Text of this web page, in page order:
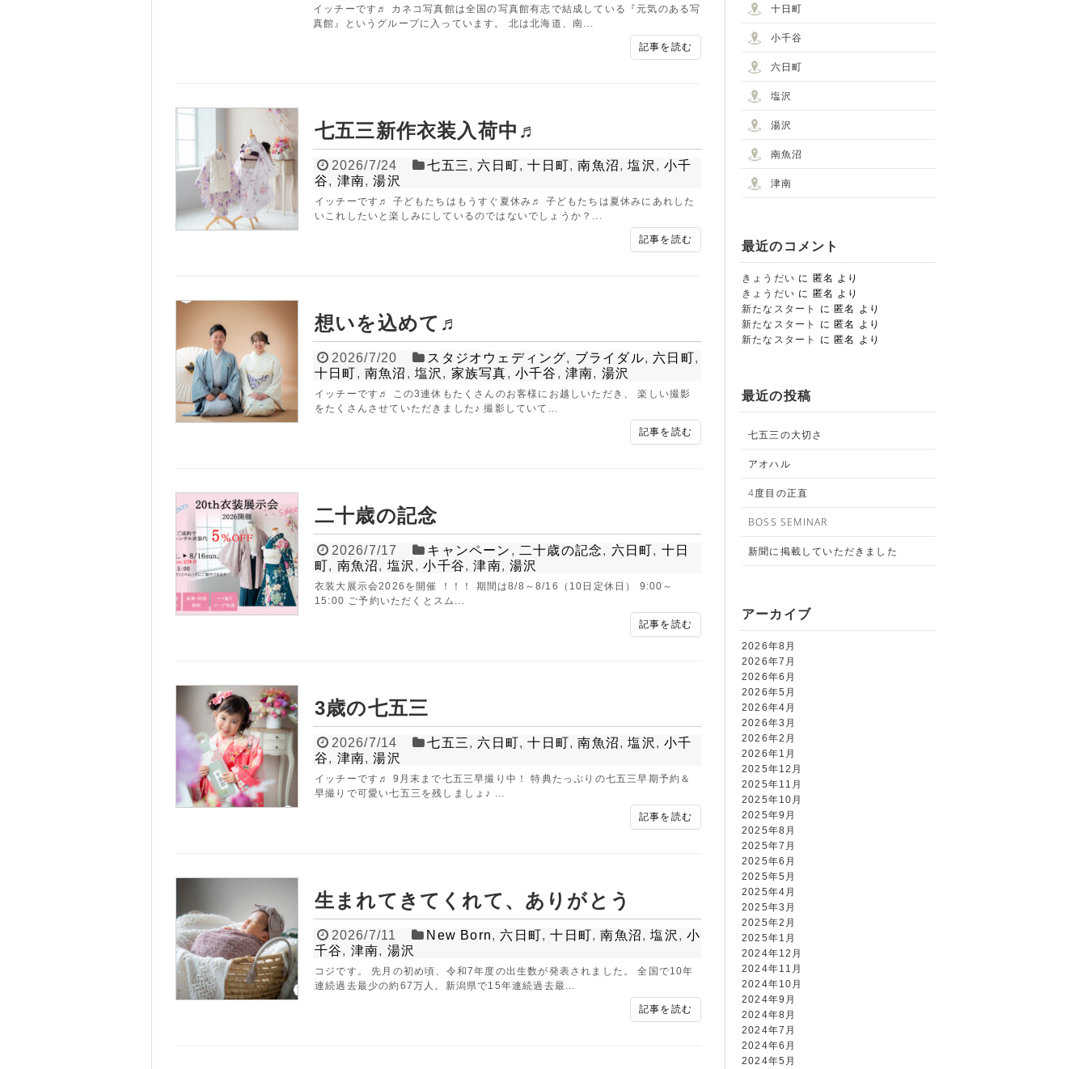
STUDIO事業部
PHOTO STUDIO KANEKO
ALBUM事業部
PHOTO HOUSE BOAR
tel.025-761-7474
イッチーです♬ カネコ写真館は全国の写真館有志で結成している『元気のある写
真館』というグループに入っています。 北は北海道、南...
記事を読む
七五三新作衣装入荷中♬
2026/7/24 七五三, 六日町,十日町,南魚沼,塩沢 ,小千
谷, 津南,湯沢
イッチーです♬ 子どもたちはもうすぐ夏休み♬ 子どもたちは夏休みにあれした
いこれしたいと楽しみにしているのではないでしょうか？...
記事を読む
想いを込めて♬
2026/7/20 スタジオウェディング, ブライダル, 六日町,
十日町,南魚沼 ,塩沢 , 家族写真,小千谷 ,津南, 湯沢
イッチーです♬ この3連休もたくさんのお客様にお越しいただき、 楽しい撮影
をたくさんさせていただきました♪ 撮影していて...
記事を読む
二十歳の記念
2026/7/17 キャンペーン , 二十歳の記念, 六日町, 十日
町, 南魚沼, 塩沢 ,小千谷,津南,湯沢
衣装大展示会2026を開催 ！！！ 期間は8/8～8/16（10日定休日） 9:00～
15:00 ご予約いただくとスム...
記事を読む
3歳の七五三
2026/7/14 七五三, 六日町,十日町,南魚沼,塩沢 ,小千
谷, 津南,湯沢
イッチーです♬ 9月末まで七五三早撮り中！ 特典たっぷりの七五三早期予約＆
早撮りで可愛い七五三を残しましょ♪ ...
記事を読む
生まれてきてくれて、ありがとう
2026/7/11 New Born, 六日町,十日町,南魚沼,塩沢 ,小
千谷, 津南, 湯沢
コジです。 先月の初め頃、令和7年度の出生数が発表されました。 全国で10年
連続過去最少の約67万人。新潟県で15年連続過去最...
記事を読む
十日町
小千谷
六日町
塩沢
湯沢
南魚沼
津南
最近のコメント
きょうだい に 匿名
より
きょうだい に 匿名
より
新たなスタート
に匿名
より
新たなスタート
に匿名
より
新たなスタート
に匿名 より
最近の投稿
七五三の大切さ
アオハル
4度目の正直
BOSS SEMINAR
新聞に掲載していただきました
アーカイブ
2026年8月
2026年7月
2026年6月
2026年5月
2026年4月
2026年3月
2026年2月
2026年1月
2025年12月
2025年11月
2025年10月
2025年9月
2025年8月
2025年7月
2025年6月
2025年5月
2025年4月
2025年3月
2025年2月
2025年1月
2024年12月
2024年11月
2024年10月
2024年9月
2024年8月
2024年7月
2024年6月
2024年5月